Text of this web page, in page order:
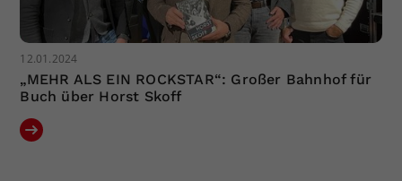
12.01.2024
„MEHR ALS EIN ROCKSTAR“: Großer Bahnhof für
Buch über Horst Skoff